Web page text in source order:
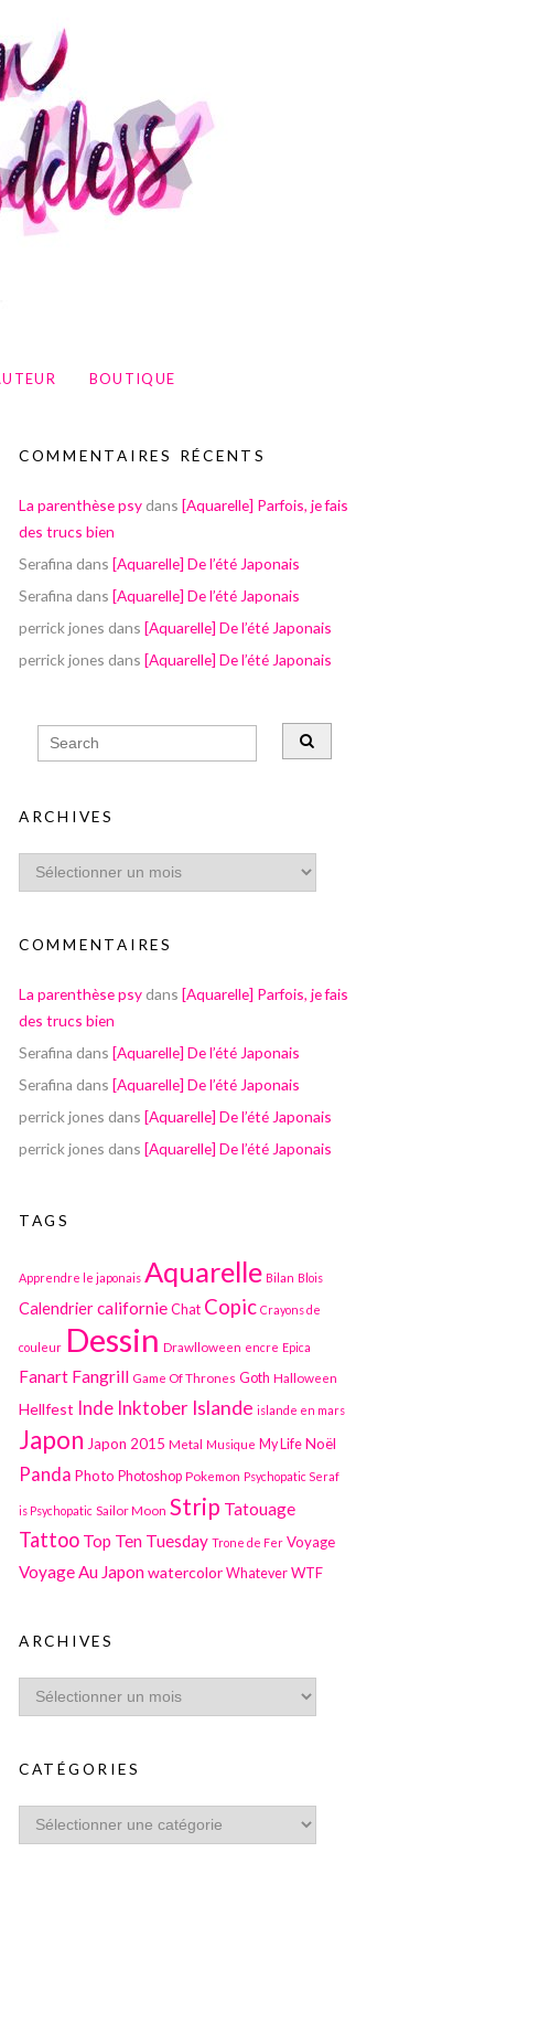
BOUTIQUE
COMMENTAIRES RÉCENTS
La parenthèse psy dans [Aquarelle] Parfois, je fais
des trucs bien
Serafina dans [Aquarelle] De l’été Japonais
Serafina dans [Aquarelle] De l’été Japonais
perrick jones dans [Aquarelle] De l’été Japonais
perrick jones dans [Aquarelle] De l’été Japonais
ARCHIVES
COMMENTAIRES
La parenthèse psy dans [Aquarelle] Parfois, je fais
des trucs bien
Serafina dans [Aquarelle] De l’été Japonais
Serafina dans [Aquarelle] De l’été Japonais
perrick jones dans [Aquarelle] De l’été Japonais
perrick jones dans [Aquarelle] De l’été Japonais
TAGS
Apprendre le japonais Aquarelle Bilan Blois
Calendriercalifornie Chat Copic Crayons de
couleur Dessin Drawlloween encre Epica
Fanart Fangrill Game Of Thrones Goth Halloween
Hellfest Inde Inktober Islande islande en mars
Japon Japon 2015 Metal Musique My Life Noël
Panda Photo Photoshop Pokemon Psychopatic Seraf
is Psychopatic Sailor Moon Strip Tatouage
Tattoo Top Ten Tuesday Trone de Fer Voyage
Voyage Au Japonwatercolor Whatever WTF
ARCHIVES
CATÉGORIES